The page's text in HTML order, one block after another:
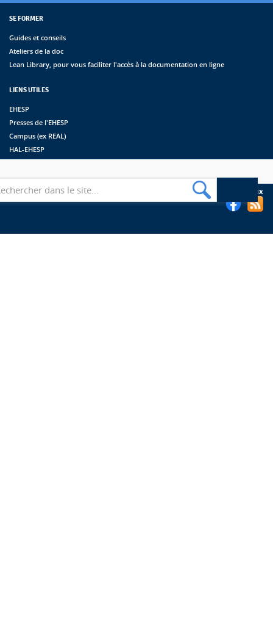
SE FORMER
Guides et conseils
Ateliers de la doc
Lean Library, pour vous faciliter l'accès à la documentation en ligne
LIENS UTILES
EHESP
Presses de l'EHESP
Campus (ex REAL)
HAL-EHESP
Suivez les bibliothèques de l'EHESP sur les réseaux sociaux